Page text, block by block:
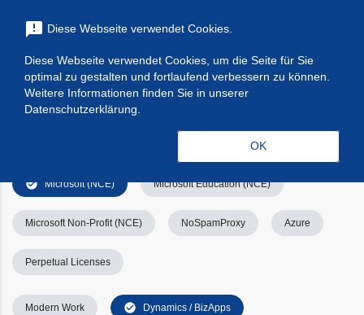
menu
Suchen
Filters Filter leeren
check_circle Microsoft (NCE)
Modern Work check_circle Dynamics / BizApps
Microsoft Education (NCE)
Microsoft Non-Profit (NCE) NoSpamProxy Azure
Perpetual Licenses
announcement Diese Webseite verwendet Cookies.
Diese Webseite verwendet Cookies, um die Seite für Sie
optimal zu gestalten und fortlaufend verbessern zu können.
Weitere Informationen finden Sie in unserer
Datenschutzerklärung.
OK